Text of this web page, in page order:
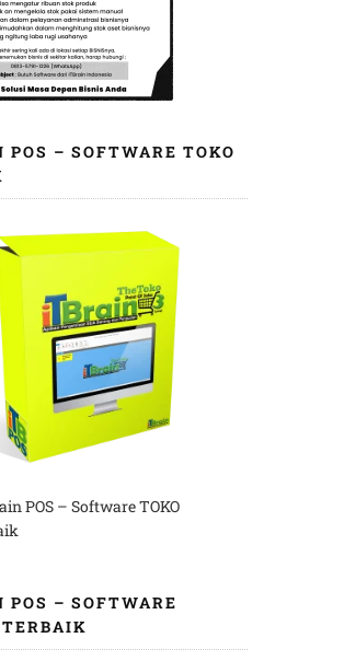
– SOFTWARE TOKO
POS – Software TOKO
– SOFTWARE